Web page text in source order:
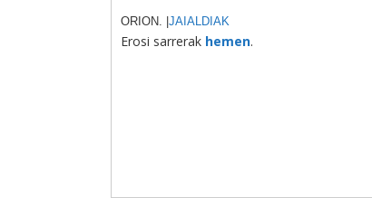
ORION. | JAIALDIAK
Erosi sarrerak hemen.